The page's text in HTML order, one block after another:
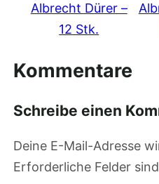
Albrecht Dürer –
12 Stk.
Kommentare
Schreibe einen
Deine E-Mail-Adresse
Erforderliche Felder